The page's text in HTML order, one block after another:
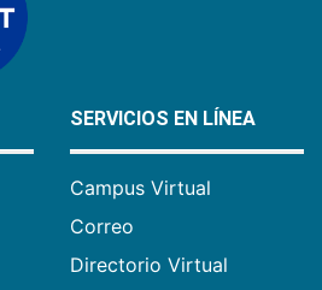
SERVICIOS EN LÍNEA
Campus Virtual
Correo
Directorio Virtual